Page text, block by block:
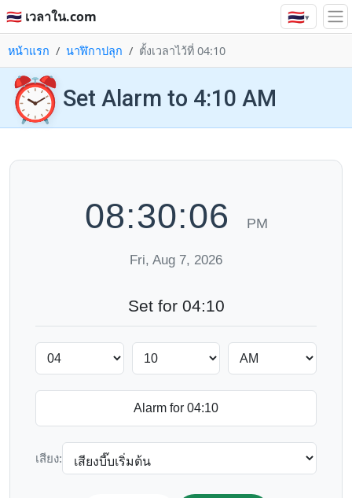
🇹🇭 เวลาใน.com 🇹🇭▾
หน้าแรก นาฬิกาปลุก ตั้งเวลาไว้ที่ 04:10
⏰ Set Alarm to 4:10 AM
08:30:06 PM
Fri, Aug 7, 2026
Set for 04:10
เสียง: